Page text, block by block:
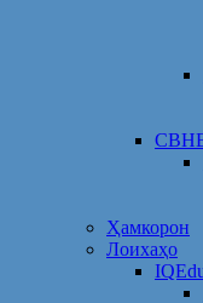
Ҳамкорон
Лоихаҳо